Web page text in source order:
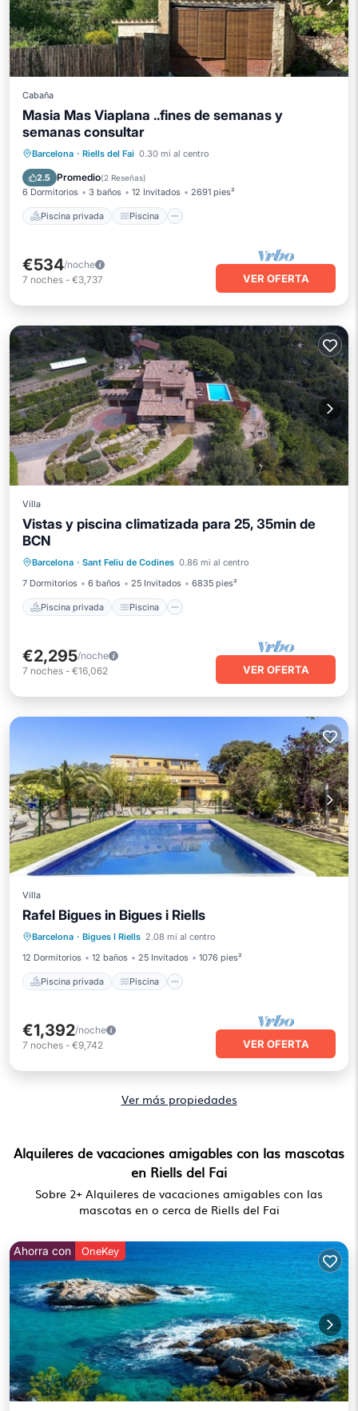
Cabaña
Masia Mas Viaplana ..fines de semanas y
semanas consultar
Barcelona · Riells del Fai 0.30 mi al centro
2.5 Promedio(2 Reseñas)
6 Dormitorios 3 baños 12 Invitados 2691 pies²
Piscina privada Piscina
Piscina privada
Piscina
Balcón/Terraza
€534/noche
7 noches - €3,737 VER OFERTA
Villa
Vistas y piscina climatizada para 25, 35min de
BCN
Barcelona · Sant Feliu de Codines 0.86 mi al centro
7 Dormitorios
6 baños 25 Invitados 6835 pies²
Piscina privada Piscina
Balcón/Terraza
Cocina
€2,295/noche
7 noches - €16,062 VER OFERTA
Villa
Rafel Bigues in Bigues i Riells
Barcelona · Bigues I Riells 2.08 mi al centro
12 Dormitorios
12 baños 25 Invitados 1076 pies²
Piscina privada Piscina
Piscina privada
Piscina
Balcón/Terraza
Cocina
€1,392/noche
7 noches - €9,742 VER OFERTA
Ver más propiedades
Alquileres de vacaciones amigables con las mascotas
en Riells del Fai
Sobre 2+ Alquileres de vacaciones amigables con las
mascotas en o cerca de Riells del Fai
Ahorra con OneKey